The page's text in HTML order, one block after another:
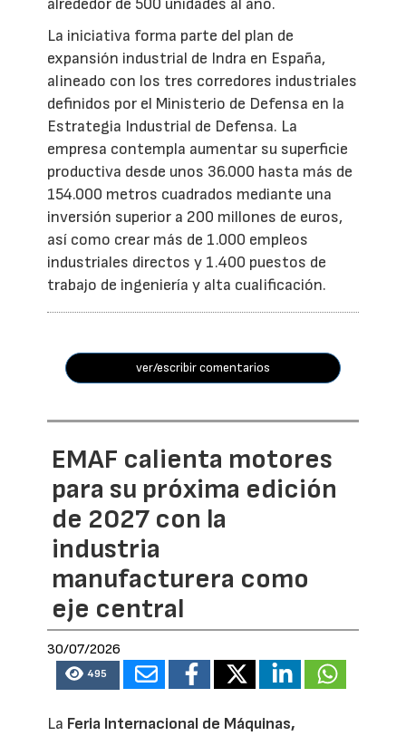
La iniciativa forma parte del plan de
expansión industrial de Indra en España,
alineado con los tres corredores industriales
definidos por el Ministerio de Defensa en la
Estrategia Industrial de Defensa. La
empresa contempla aumentar su superficie
productiva desde unos 36.000 hasta más de
154.000 metros cuadrados mediante una
inversión superior a 200 millones de euros,
así como crear más de 1.000 empleos
industriales directos y 1.400 puestos de
trabajo de ingeniería y alta cualificación.
ver/escribir comentarios
EMAF calienta motores
para su próxima edición
de 2027 con la
industria
manufacturera como
eje central
30/07/2026
495
La Feria Internacional de Máquinas,